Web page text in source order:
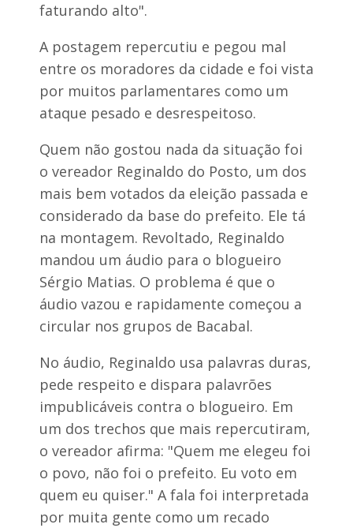
faturando alto".
A postagem repercutiu e pegou mal
entre os moradores da cidade e foi vista
por muitos parlamentares como um
ataque pesado e desrespeitoso.
Quem não gostou nada da situação foi
o vereador Reginaldo do Posto, um dos
mais bem votados da eleição passada e
considerado da base do prefeito. Ele tá
na montagem. Revoltado, Reginaldo
mandou um áudio para o blogueiro
Sérgio Matias. O problema é que o
áudio vazou e rapidamente começou a
circular nos grupos de Bacabal.
No áudio, Reginaldo usa palavras duras,
pede respeito e dispara palavrões
impublicáveis contra o blogueiro. Em
um dos trechos que mais repercutiram,
o vereador afirma: "Quem me elegeu foi
o povo, não foi o prefeito. Eu voto em
quem eu quiser." A fala foi interpretada
por muita gente como um recado